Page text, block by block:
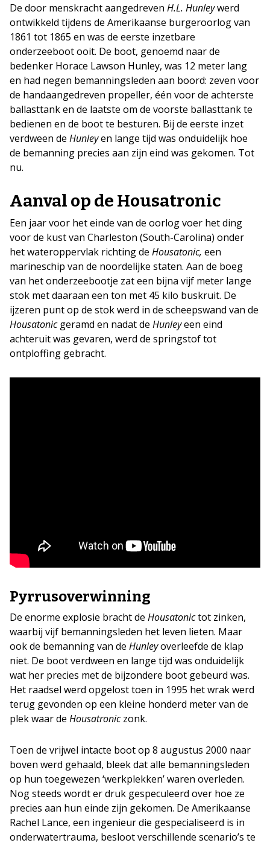
De door menskracht aangedreven H.L. Hunleywerd
ontwikkeld tijdens de Amerikaanse burgeroorlog van
1861 tot 1865 en was de eerste inzetbare
onderzeeboot ooit. De boot, genoemd naar de
bedenker Horace Lawson Hunley, was 12 meter lang
en had negen bemanningsleden aan boord: zeven voor
de handaangedreven propeller, één voor de achterste
ballasttank en de laatste om de voorste ballasttank te
bedienen en de boot te besturen. Bij de eerste inzet
verdween de Hunleyen lange tijd was onduidelijk hoe
de bemanning precies aan zijn eind was gekomen. Tot
nu.
Aanval op de Housatronic
Een jaar voor het einde van de oorlog voer het ding
voor de kust van Charleston (South-Carolina) onder
het wateroppervlak richting de Housatonic, een
marineschip van de noordelijke staten. Aan de boeg
van het onderzeebootje zat een bijna vijf meter lange
stok met daaraan een ton met 45 kilo buskruit. De
ijzeren punt op de stok werd in de scheepswand van de
Housatonicgeramd en nadat de Hunleyeen eind
achteruit was gevaren, werd de springstof tot
ontploffing gebracht.
Pyrrusoverwinning
De enorme explosie bracht de Housatonictot zinken,
waarbij vijf bemanningsleden het leven lieten. Maar
ook de bemanning van de Hunleyoverleefde de klap
niet. De boot verdween en lange tijd was onduidelijk
wat her precies met de bijzondere boot gebeurd was.
Het raadsel werd opgelost toen in 1995 het wrak werd
terug gevonden op een kleine honderd meter van de
plek waar de Housatroniczonk.
Toen de vrijwel intacte boot op 8 augustus 2000 naar
boven werd gehaald, bleek dat alle bemanningsleden
op hun toegewezen ‘werkplekken’ waren overleden.
Nog steeds wordt er druk gespeculeerd over hoe ze
precies aan hun einde zijn gekomen. De Amerikaanse
Rachel Lance, een ingenieur die gespecialiseerd is in
onderwatertrauma, besloot verschillende scenario’s te